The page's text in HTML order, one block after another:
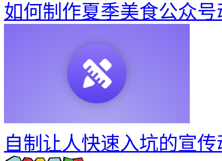
如何制作夏季美食公众
自制让人快速入坑的宣传